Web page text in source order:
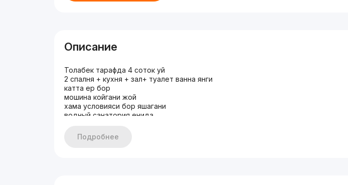
Описание
Толабек тарафда 4 соток уй
2 спалня + кухня + зал+ туалет ванна янги
катта ер бор
мошина койгани жой
хама условияси бор яшагани
водный санатория енида
Подробнее